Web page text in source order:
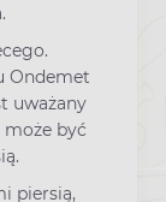
Ondemet
uważany
może być
piersią,